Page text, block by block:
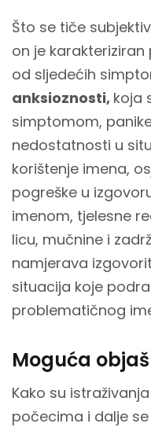
Što se tiče
on je
od sljedećih
anksioznosti, koja
simptomom,
nedostatnosti u
korištenje imena,
pogreške u
imenom, tjelesne
licu, mučnine i
namjerava
situacija koje
problematičnog
Moguća
Kako su
počecima i dalje